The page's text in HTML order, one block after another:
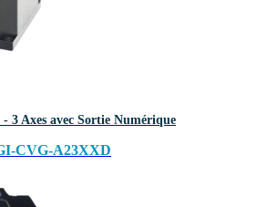
3 Axes avec Sortie Numérique
CVG-A23XXD